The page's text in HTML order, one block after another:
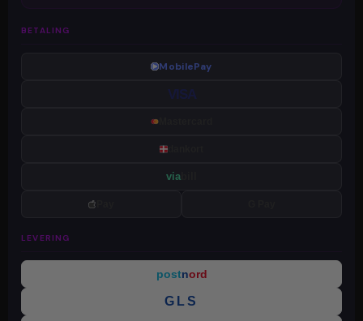
BETALING
MobilePay
VISA
via
LEVERING
postnord
GLS